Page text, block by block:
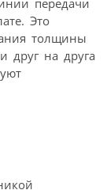
Это
толщины
друг на друга